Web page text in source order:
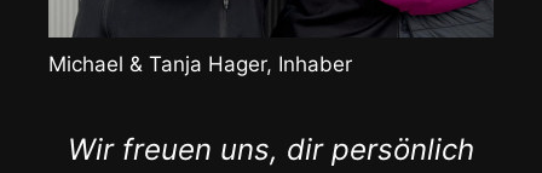
Michael & Tanja Hager, Inhaber
Wir freuen uns, dir persönlich